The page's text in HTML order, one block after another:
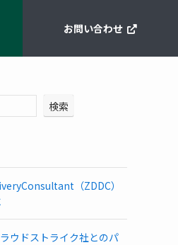
お問い合わせ
検索
（ZDDC）
ウドストライク社とのパ